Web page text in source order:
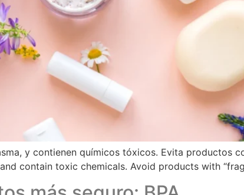
y contienen químicos tóxicos. Evita productos
contain toxic chemicals. Avoid products with